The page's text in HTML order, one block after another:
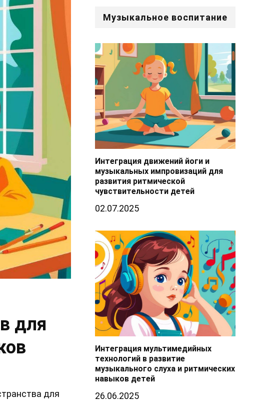
для
для
Музыкальное воспитание
Интеграция движений йоги и
музыкальных импровизаций для
развития ритмической
чувствительности детей
02.07.2025
Интеграция мультимедийных
технологий в развитие
музыкального слуха и ритмических
навыков детей
26.06.2025